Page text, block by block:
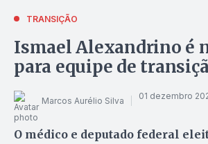
TRANSIÇÃO
Ismael Alexandrino é
para equipe de
Marcos Aurélio Silva 01 dezembro
O médico e deputado federal